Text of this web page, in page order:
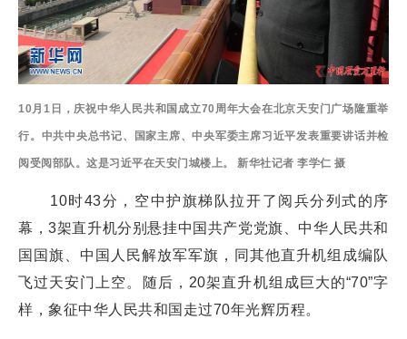
10月1日，庆祝中华人民共和国成立70周年大会在北京天安门广场隆重举
行。中共中央总书记、国家主席、中央军委主席习近平发表重要讲话并检
阅受阅部队。这是习近平在天安门城楼上。 新华社记者 李学仁 摄
10时43分，空中护旗梯队拉开了阅兵分列式的序
幕，3架直升机分别悬挂中国共产党党旗、中华人民共和
国国旗、中国人民解放军军旗，同其他直升机组成编队
飞过天安门上空。随后，20架直升机组成巨大的“70”字
样，象征中华人民共和国走过70年光辉历程。